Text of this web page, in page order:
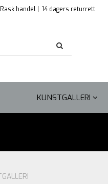
handel | 14 dagers returrett
KUNSTGALLERI